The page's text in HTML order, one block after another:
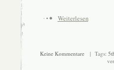
Weiterlesen
Keine Kommentare | Tags: